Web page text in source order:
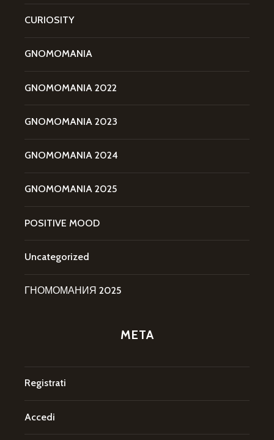
CURIOSITY
GNOMOMANIA
GNOMOMANIA 2022
GNOMOMANIA 2023
GNOMOMANIA 2024
GNOMOMANIA 2025
POSITIVE MOOD
Uncategorized
ГНОМОМАНИЯ 2025
META
Registrati
Accedi